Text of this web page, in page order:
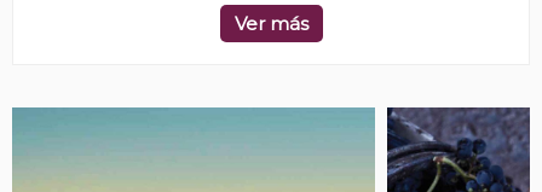
Ver más